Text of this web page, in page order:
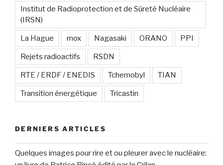
Institut de Radioprotection et de Sûreté Nucléaire
(IRSN)
La Hague mox Nagasaki ORANO PPI
Rejets radioactifs RSDN
RTE / ERDF / ENEDIS Tchernobyl TIAN
Transition énergétique Tricastin
DERNIERS ARTICLES
Quelques images pour rire et ou pleurer avec le nucléaire: